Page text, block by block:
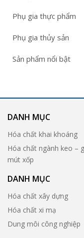
Phụ gia thực phẩm
Phụ gia thủy sản
Sản phẩm nổi bật
DANH MỤC
Hóa chất khai khoáng
Hóa chất ngành keo –
mút xốp
DANH MỤC
Hóa chất xây dựng
Hóa chất xi mạ
Dung môi công nghiệp